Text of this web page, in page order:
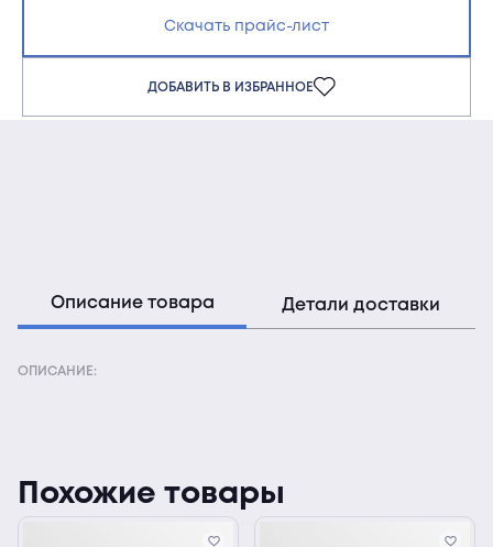
Скачать прайс-лист
ДОБАВИТЬ В ИЗБРАННОЕ
Описание товара Детали доставки
ОПИСАНИЕ:
Похожие товары